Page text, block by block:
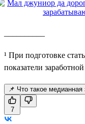
¹ При подготовке
показатели
📌 Что такое медианная
7